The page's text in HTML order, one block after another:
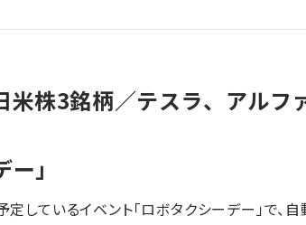
米株3銘柄／テスラ、アル
」
しているイベント「ロボタクシーデー」で、